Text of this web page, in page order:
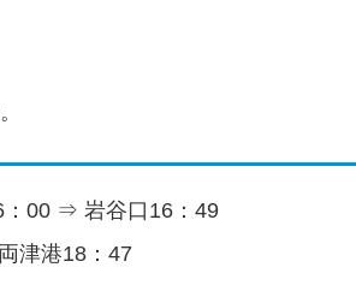
：00 ⇒ 岩谷口16：49
津港18：47